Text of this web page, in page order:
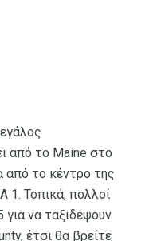
από το Maine στο
από το κέντρο της
1. Τοπικά, πολλοί
να ταξιδέψουν
έτσι θα βρείτε